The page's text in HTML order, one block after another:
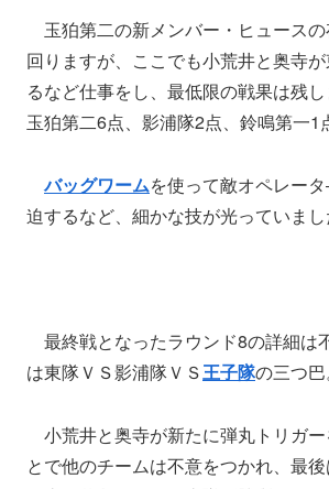
玉狛第二の新メンバー・ヒュース
回りますが、ここでも小荒井と奥寺
るなど仕事をし、最低限の戦果は残し
玉狛第二6点、影浦隊2点、鈴鳴第一1
バッグワームを使って敵オペレー
迫するなど、細かな技が光っていまし
最終戦となったラウンド8の詳細は
は東隊ＶＳ影浦隊ＶＳ王子隊の三つ巴
小荒井と奥寺が新たに弾丸トリガ
とで他のチームは不意をつかれ、最